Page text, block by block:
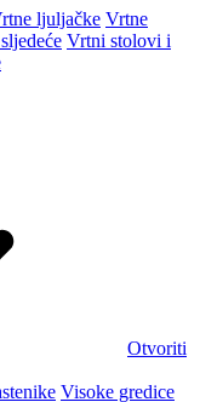
ljuljačke Vrtne
Vrtni stolovi i
Otvoriti
Visoke gredice